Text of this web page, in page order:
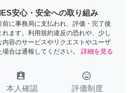
安心・安全への取り組み
前に事務局に支払われ、評価・完了後
れます。利用規約違反の恐れや、少し
内容のサービスやリクエストやユーザ
合は通報してください。
詳細を見る
assignment_ind
本人確認
tag_faces
評価制度